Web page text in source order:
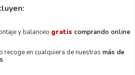
y balanceo gratis comprando online
o recoge en cualquiera de nuestras más de